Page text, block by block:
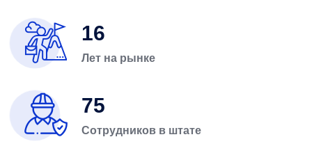
16
Лет на рынке
75
Сотрудников в штате